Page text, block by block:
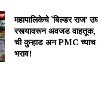
महापालिकेचे ‘बिल्डर राज’
रस्त्यावरून अवजड वाहतूक,
ची कुऱ्हाड अन PMC च्याच
भराव!